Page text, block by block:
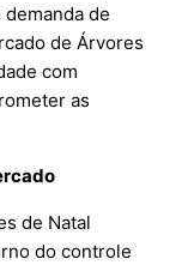
de
de Árvores
com
as
de Natal
do controle